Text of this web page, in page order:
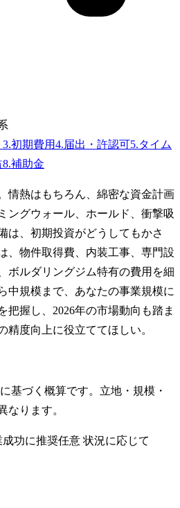
3.初期費用4.届出・許認可5.タイム
8.補助金
情熱はもちろん、綿密な資金計画
ングウォール、ホールド、衝撃吸
は、初期投資がどうしてもかさ
、物件取得費、内装工事、専門設
ボルダリングジム特有の費用を細
中規模まで、あなたの事業規模に
把握し、2026年の市場動向も踏ま
精度向上に役立ててほしい。
基づく概算です。立地・規模・
なります。
成功に推奨任意 状況に応じて